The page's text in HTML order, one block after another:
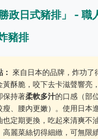
政日式豬排」 - 職
豬排
來自日本的品牌，炸功了
黃酥脆，咬下去卡滋聲響亮
保持著柔軟多汁的口感（部
瘦、腰內更嫩）。使用日本
也定期更換，吃起來清爽不
高麗菜絲切得細緻，可無限